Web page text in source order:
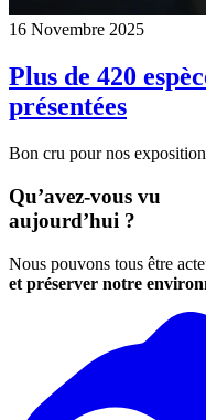
16 Novembre 2025
Plus de 420
présentées
Bon cru pour nos
Qu’avez-vous vu
aujourd’hui ?
Nous pouvons tous être
et préserver notre